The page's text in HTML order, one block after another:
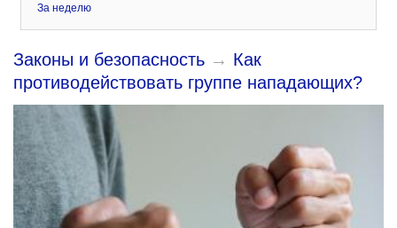
За неделю
Законы и безопасность → Как
противодействовать группе нападающих?